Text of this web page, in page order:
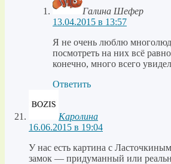
Галина Шефер
13.04.2015 в 13:57
Я не очень люблю
посмотреть на них всё
конечно, много всего
Ответить
Каролина
16.06.2015 в 19:04
У нас есть картина с
замок — придуманный или